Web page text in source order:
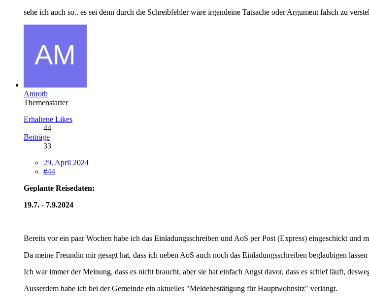
sehe ich auch so.. es sei denn durch die Schreibfehler wäre irgendeine Tatsache oder Argument falsch zu
Amroth
Themenstarter
Erhaltene Likes
44
Beiträge
33
29. April 2024
#44
Geplante Reisedaten:
19.7. - 7.9.2024
Bereits vor ein paar Wochen habe ich das Einladungsschreiben und AoS per Post (Express) eingeschickt und
Da meine Freundin mir gesagt hat, dass ich neben AoS auch noch das Einladungsschreiben beglaubigen
Ich war immer der Meinung, dass es nicht braucht, aber sie hat einfach Angst davor, dass es schief läuft,
Ausserdem habe ich bei der Gemeinde ein aktuelles "Meldebestätigung für Hauptwohnsitz" verlangt.